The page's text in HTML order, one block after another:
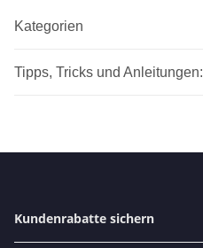
Kategorien
Tipps, Tricks und Anleitungen:
Kundenrabatte sichern